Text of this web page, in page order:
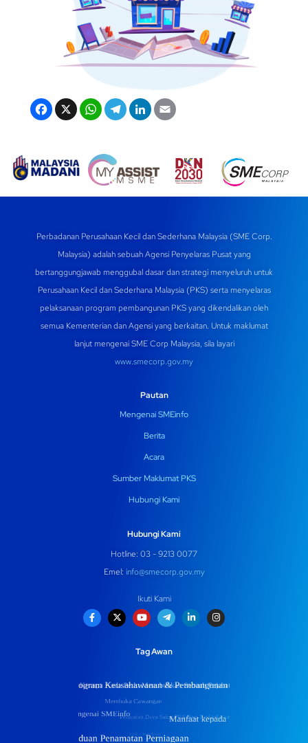
F
c
e
b
o
k
X W
at
s
A
p
T
gr
a
Li
e
dI
ail
Perbadanan Perusahaan Kecil dan Sederhana Malaysia (SME Corp.
Malaysia) adalah sebuah Agensi Penyelaras Pusat yang
bertanggungjawab menggubal dasar dan strategi menyeluruh untuk
Perusahaan Kecil dan Sederhana Malaysia (PKS) serta menyelaras
pelaksanaan program pembangunan PKS yang dikendalikan oleh
semua Kementerian dan Agensi yang berkaitan. Untuk maklumat
lanjut mengenai SME Corp Malaysia, sila layari
www.smecorp.gov.my
Pautan
Mengenai SMEinfo
Berita
Acara
Sumber Maklumat PKS
Hubungi Kami
Hubungi Kami
Hotline: 03 - 9213 0077
Emel: info@smecorp.gov.my
Ikuti Kami
Tag Awan